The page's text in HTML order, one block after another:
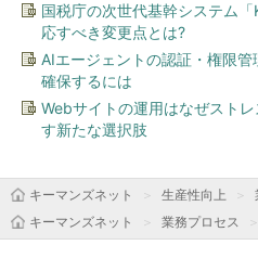
国税庁の次世代基幹システム
応すべき変更点とは?
AIエージェントの認証・権限
確保するには
Webサイトの運用はなぜスト
す新たな選択肢
キーマンズネット 生産性向上
キーマンズネット
業務プロセス